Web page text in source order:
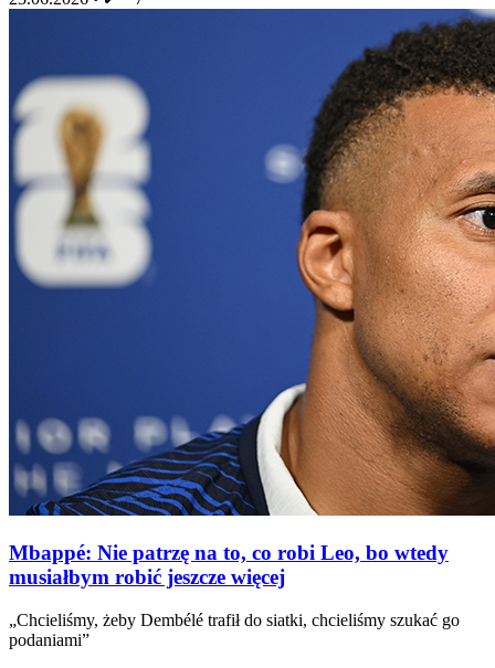
Mbappé: Nie patrzę na to, co robi Leo, bo wtedy
musiałbym robić jeszcze więcej
„Chcieliśmy, żeby Dembélé trafił do siatki, chcieliśmy szukać go
podaniami”